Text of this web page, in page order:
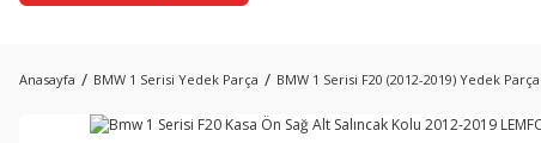
Anasayfa BMW 1 Serisi Yedek Parça BMW 1 Serisi F20 (2012-2019) Yedek Parça